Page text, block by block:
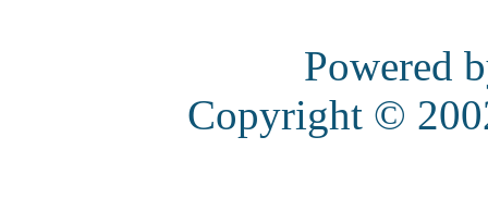
Powered
Copyright ©